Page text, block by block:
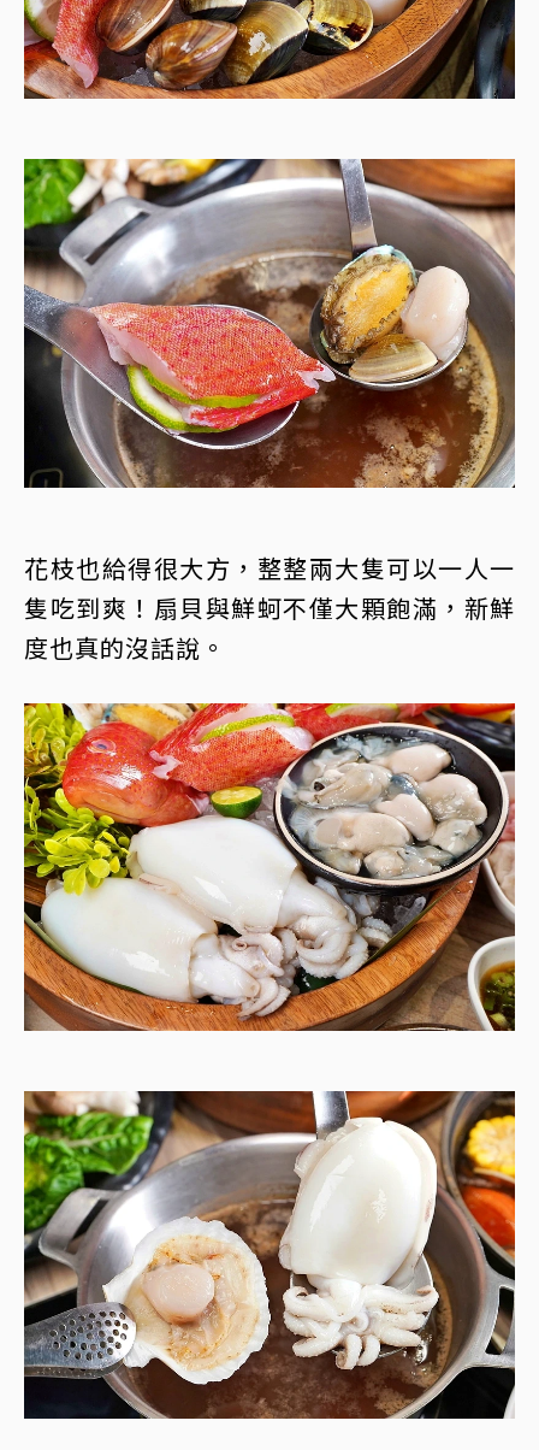
花枝也給得很大方，整整兩大隻可以一人一
隻吃到爽！扇貝與鮮蚵不僅大顆飽滿，新鮮
度也真的沒話說。